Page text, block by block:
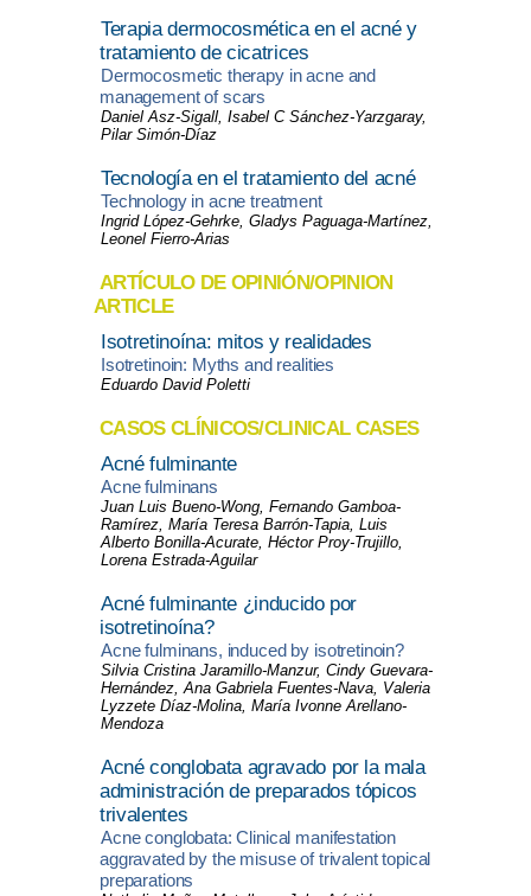
Terapia dermocosmética en el acné y
tratamiento de cicatrices
Dermocosmetic therapy in acne and
management of scars
Daniel Asz-Sigall, Isabel C Sánchez-Yarzgaray,
Pilar Simón-Díaz
Tecnología en el tratamiento del acné
Technology in acne treatment
Ingrid López-Gehrke, Gladys Paguaga-Martínez,
Leonel Fierro-Arias
ARTÍCULO DE OPINIÓN/OPINION
ARTICLE
Isotretinoína: mitos y realidades
Isotretinoin: Myths and realities
Eduardo David Poletti
CASOS CLÍNICOS/CLINICAL CASES
Acné fulminante
Acne fulminans
Juan Luis Bueno-Wong, Fernando Gamboa-
Ramírez, María Teresa Barrón-Tapia, Luis
Alberto Bonilla-Acurate, Héctor Proy-Trujillo,
Lorena Estrada-Aguilar
Acné fulminante ¿inducido por
isotretinoína?
Acne fulminans, induced by isotretinoin?
Silvia Cristina Jaramillo-Manzur, Cindy Guevara-
Hernández, Ana Gabriela Fuentes-Nava, Valeria
Lyzzete Díaz-Molina, María Ivonne Arellano-
Mendoza
Acné conglobata agravado por la mala
administración de preparados tópicos
trivalentes
Acne conglobata: Clinical manifestation
aggravated by the misuse of trivalent topical
preparations